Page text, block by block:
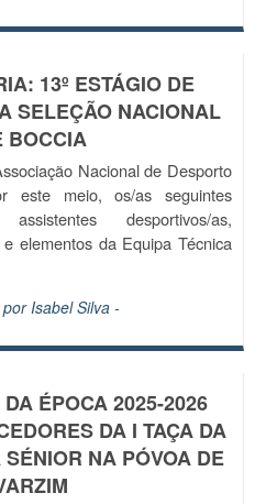
13º ESTÁGIO DE
SELEÇÃO NACIONAL
BOCCIA
Nacional de Desporto
este meio, os/as seguintes
desportivos/as,
elementos da Equipa Técnica
porIsabel Silva -
ÉPOCA 2025-2026
DA I TAÇA DA
NA PÓVOA DE